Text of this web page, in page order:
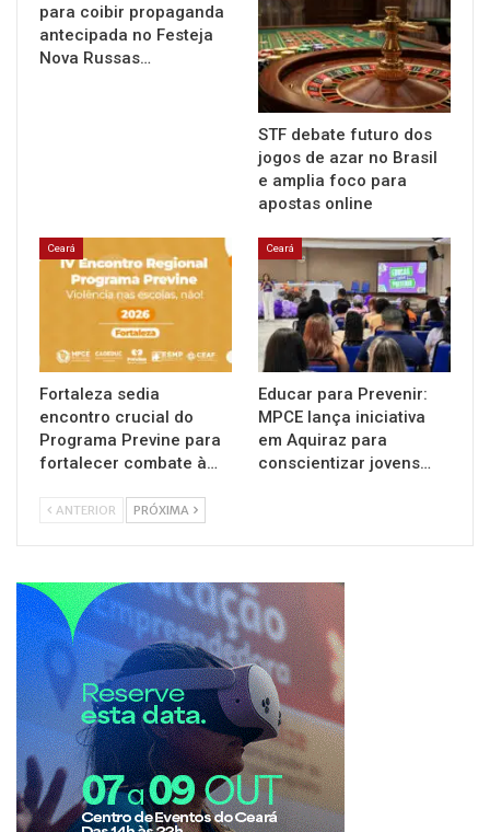
para coibir propaganda
antecipada no Festeja
Nova Russas…
STF debate futuro dos
jogos de azar no Brasil
e amplia foco para
apostas online
Ceará
Fortaleza sedia
encontro crucial do
Programa Previne para
fortalecer combate à…
Ceará
Educar para Prevenir:
MPCE lança iniciativa
em Aquiraz para
conscientizar jovens…
ANTERIOR PRÓXIMA